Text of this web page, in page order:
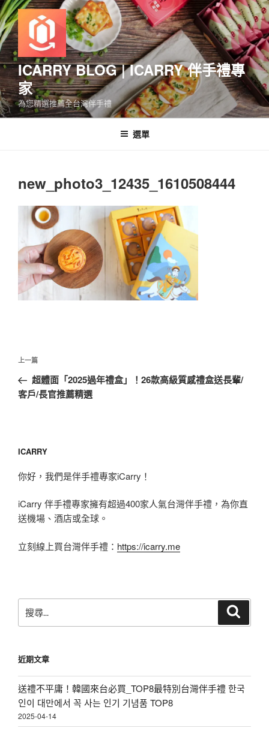
跳
至
主
要
內
容
ICARRY BLOG | ICARRY 伴手禮專
家
為您精選推薦全台灣伴手禮
選單
new_photo3_12435_1610508444
文
導
覽
上
一
篇
上一篇
超體面「2025過年禮盒」！26款高級質感禮盒送長輩/
客戶/長官推薦精選
ICARRY
你好，我們是伴手禮專家iCarry！
iCarry 伴手禮專家擁有超過400家人氣台灣伴手禮，為你直
送機場、酒店或全球。
立刻線上買台灣伴手禮： https://icarry.me
尋
字:
近期文章
送禮不平庸！韓國來台必買_TOP8最特別台灣伴手禮 한국
인이 대만에서 꼭 사는 인기 기념품 TOP8
2025-04-14